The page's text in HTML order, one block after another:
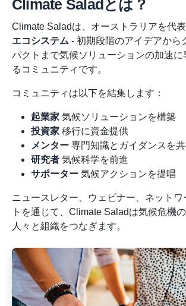
Climate Saladとは？
Climate Saladは、オーストラリアを代
エコシステム - 初期段階のアイデアから
パクトまで気候ソリューションの加速に
るコミュニティです。
コミュニティは以下を結集します：
起業家 気候ソリューションを構築
投資家 移行に資金提供
メンター 専門知識とガイダンスを
研究者 気候科学を前進
サポーター 気候アクションを提唱
ニュースレター、ウェビナー、ネットワ
トを通じて、Climate Saladは気候危機
人々と組織をつなぎます。